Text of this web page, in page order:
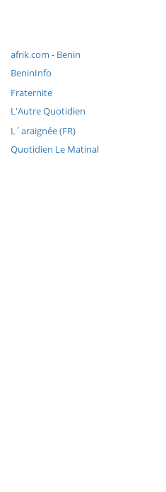
afrik.com - Benin
BeninInfo
Fraternite
L'Autre Quotidien
L´araignée (FR)
Quotidien Le Matinal